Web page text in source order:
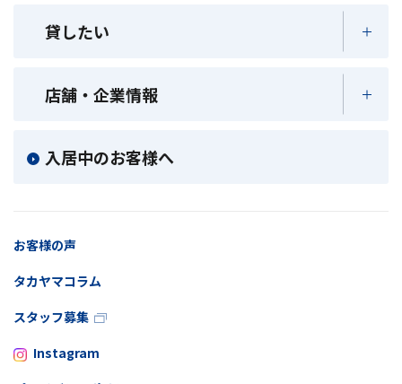
貸したい
店舗・企業情報
入居中のお客様へ
お客様の声
タカヤマコラム
スタッフ募集
Instagram